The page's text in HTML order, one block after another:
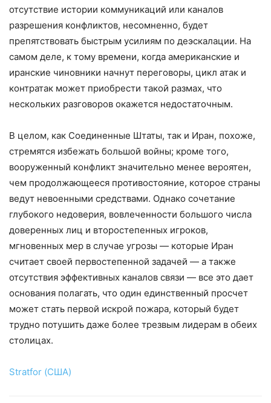
отсутствие истории коммуникаций или каналов
разрешения конфликтов, несомненно, будет
препятствовать быстрым усилиям по деэскалации. На
самом деле, к тому времени, когда американские и
иранские чиновники начнут переговоры, цикл атак и
контратак может приобрести такой размах, что
нескольких разговоров окажется недостаточным.
В целом, как Соединенные Штаты, так и Иран, похоже,
стремятся избежать большой войны; кроме того,
вооруженный конфликт значительно менее вероятен,
чем продолжающееся противостояние, которое страны
ведут невоенными средствами. Однако сочетание
глубокого недоверия, вовлеченности большого числа
доверенных лиц и второстепенных игроков,
мгновенных мер в случае угрозы — которые Иран
считает своей первостепенной задачей — а также
отсутствия эффективных каналов связи — все это дает
основания полагать, что один единственный просчет
может стать первой искрой пожара, который будет
трудно потушить даже более трезвым лидерам в обеих
столицах.
Stratfor (США)